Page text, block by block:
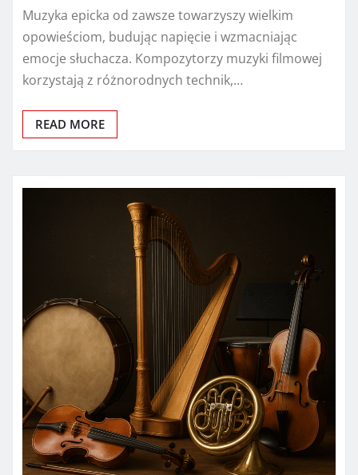
Muzyka epicka od zawsze towarzyszy wielkim
opowieściom, budując napięcie i wzmacniając
emocje słuchacza. Kompozytorzy muzyki filmowej
korzystają z różnorodnych technik,…
READ MORE